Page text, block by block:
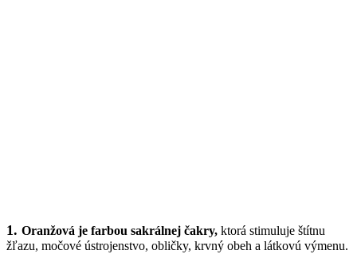
1. Oranžová je farbou sakrálnej čakry, ktorá stimuluje štítnu
žľazu, močové ústrojenstvo, obličky, krvný obeh a látkovú výmenu.